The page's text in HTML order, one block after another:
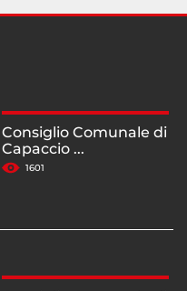
Consiglio Comunale di
Capaccio ...
1601